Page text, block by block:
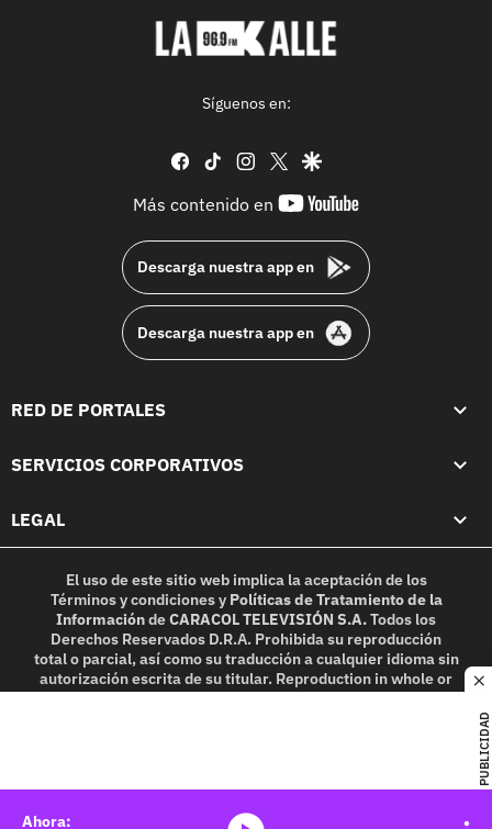
PUBLICIDAD
Síguenos en:
facebook
tiktok instagram
twittergoogle
Más contenido en
youtube-
Descarga nuestra app en
Descarga nuestra app en
RED DE PORTALES
SERVICIOS CORPORATIVOS
LEGAL
El uso de este sitio web implica la aceptación de los
Términos y condicionesy Políticas de Tratamiento de la
InformacióndeCARACOL TELEVISIÓN S.A.Todos los
Derechos Reservados D.R.A. Prohibida su reproducción
total o parcial, así como su traducción a cualquier idioma sin
autorización escrita de su titular. Reproduction in whole or